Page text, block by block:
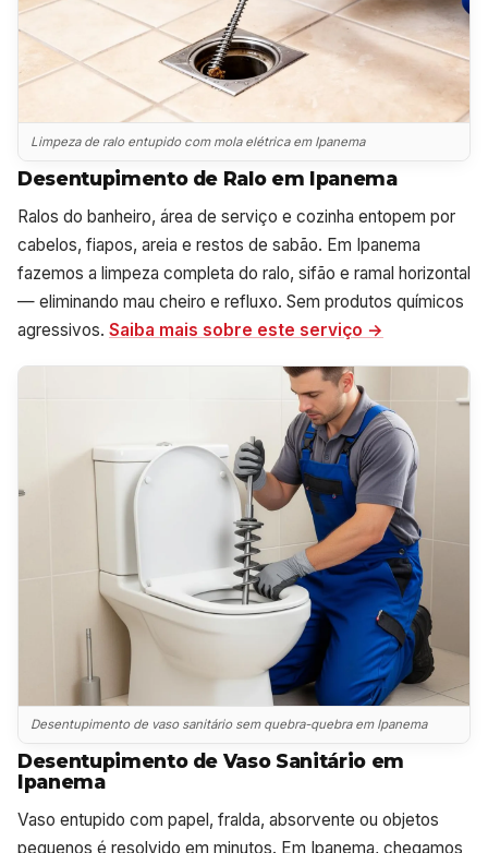
Limpeza de ralo entupido com mola elétrica em Ipanema
Desentupimento de Ralo em Ipanema
Ralos do banheiro, área de serviço e cozinha entopem por
cabelos, fiapos, areia e restos de sabão. Em Ipanema
fazemos a limpeza completa do ralo, sifão e ramal horizontal
— eliminando mau cheiro e refluxo. Sem produtos químicos
agressivos. Saiba mais sobre este serviço →
Desentupimento de vaso sanitário sem quebra-quebra em Ipanema
Desentupimento de Vaso Sanitário em
Ipanema
Vaso entupido com papel, fralda, absorvente ou objetos
pequenos é resolvido em minutos. Em Ipanema, chegamos